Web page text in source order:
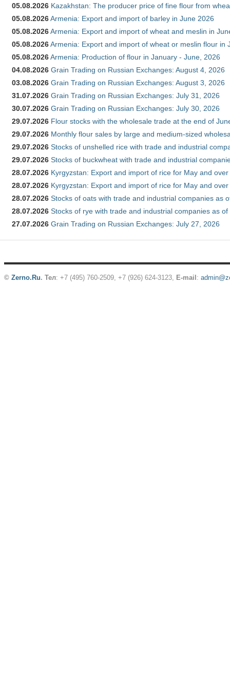
05.08.2026 Kazakhstan: The producer price of fine flour from
05.08.2026Armenia: Export and import of barley in June 2026
05.08.2026Armenia: Export and import of wheat and meslin in
05.08.2026Armenia: Export and import of wheat or meslin flour in
05.08.2026Armenia: Production of flour in January - June, 2026
04.08.2026 Grain Trading on Russian Exchanges: August 4, 2026
03.08.2026 Grain Trading on Russian Exchanges: August 3, 2026
31.07.2026 Grain Trading on Russian Exchanges: July 31, 2026
30.07.2026 Grain Trading on Russian Exchanges: July 30, 2026
29.07.2026 Flour stocks with the wholesale trade at the end of
29.07.2026 Monthly flour sales by large and medium-sized
29.07.2026 Stocks of unshelled rice with trade and industrial
29.07.2026 Stocks of buckwheat with trade and industrial
28.07.2026 Kyrgyzstan: Export and import of rice for May and
28.07.2026 Kyrgyzstan: Export and import of rice for May and
28.07.2026 Stocks of oats with trade and industrial companies as
28.07.2026 Stocks of rye with trade and industrial companies as
27.07.2026 Grain Trading on Russian Exchanges: July 27, 2026
© Zerno.Ru. Тел: +7 (495) 760-2509, +7 (926) 624-3123, E-mail :